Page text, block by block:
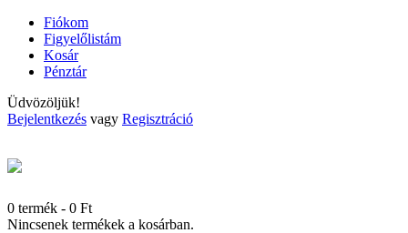
Fiókom
Figyelőlistám
Kosár
Pénztár
Üdvözöljük!
Bejelentkezés vagy Regisztráció
0 termék - 0 Ft
Nincsenek termékek a kosárban.